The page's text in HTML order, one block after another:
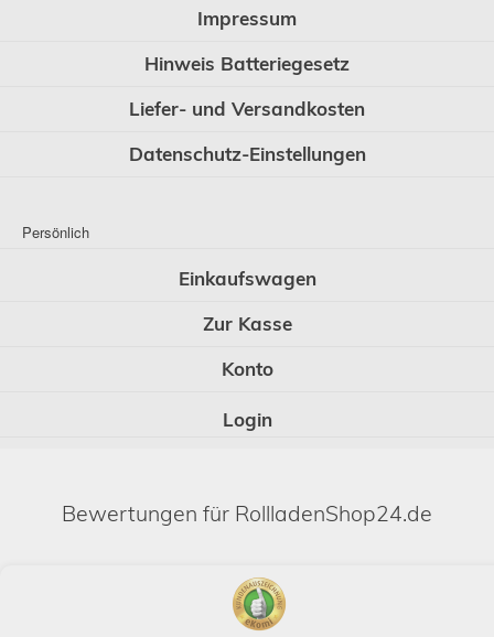
Impressum
Hinweis Batteriegesetz
Liefer- und Versandkosten
Datenschutz-Einstellungen
Persönlich
Einkaufswagen
Zur Kasse
Konto
Login
Bewertungen für RollladenShop24.de